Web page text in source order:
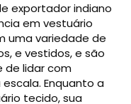
exportador indiano
em vestuário
uma variedade de
e vestidos, e são
de lidar com
Enquanto a
tecido, sua